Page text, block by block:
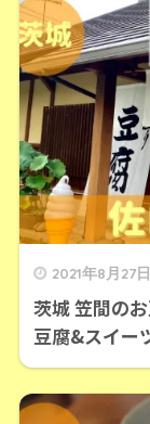
2021年8月27日
茨城 笠間の
豆腐&スイー